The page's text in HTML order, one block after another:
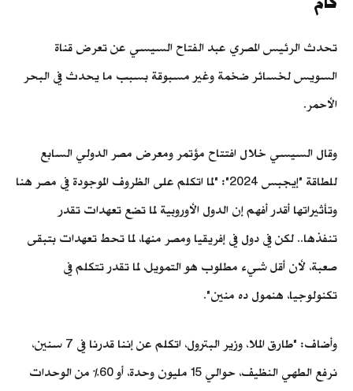
تحدث الرئيس المصري عبد الفتاح السيسي عن تعرض قناة
السويس لخسائر ضخمة وغير مسبوقة بسبب ما يحدث في البحر
الأحمر.
وقال السيسي خلال افتتاح مؤتمر ومعرض مصر الدولي السابع
للطاقة "إيجبس 2024": "لما اتكلم على الظروف الموجودة في مصر هنا
وتأثيراتها أقدر أفهم إن الدول الأوروبية لما تضع تعهدات تقدر
تنفذها.. لكن في دول في إفريقيا ومصر منها، لما تحط تعهدات بتبقى
صعبة، لأن أقل شيء مطلوب هو التمويل، لما تقدر تتكلم في
تكنولوجيا، هنمول ده منين".
وأضاف: "طارق الملا، وزير البترول، اتكلم عن إننا قدرنا في 7 سنين،
نرفع الطهي النظيف، حوالي 15 مليون وحدة، أو 60% من الوحدات